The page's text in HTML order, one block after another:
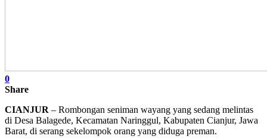
0
Share
CIANJUR – Rombongan seniman wayang yang sedang melintas
di Desa Balagede, Kecamatan Naringgul, Kabupaten Cianjur, Jawa
Barat, di serang sekelompok orang yang diduga preman.